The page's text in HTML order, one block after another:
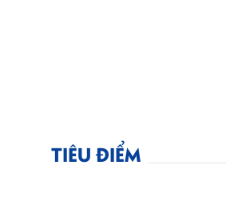
TIÊU ĐIỂM